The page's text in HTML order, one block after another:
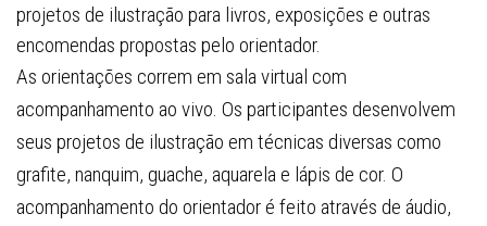
projetos de ilustração para livros, exposições e outras
encomendas propostas pelo orientador.
As orientações correm em sala virtual com
acompanhamento ao vivo. Os participantes desenvolvem
seus projetos de ilustração em técnicas diversas como
grafite, nanquim, guache, aquarela e lápis de cor. O
acompanhamento do orientador é feito através de áudio,